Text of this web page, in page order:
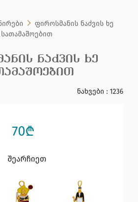
ფიროსმანის ნაძვის ხე
სათამაშოებით
ნაძვის ხე
ნახვები : 1236
70₾
შეარჩიეთ